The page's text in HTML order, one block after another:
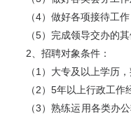
（4）做好各项接待工作
（5）完成领导交办的其
2、招聘对象条件：
（1）大专及以上学历，
（2）5年以上行政工作经
（3）熟练运用各类办公